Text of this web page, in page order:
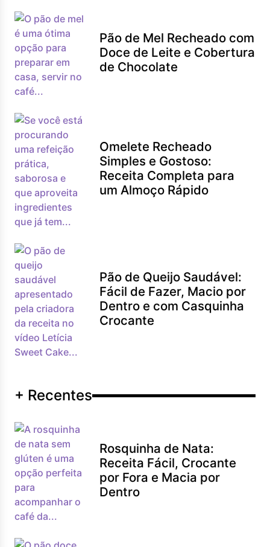
Pão de Mel Recheado com
Doce de Leite e Cobertura
de Chocolate
Omelete Recheado
Simples e Gostoso:
Receita Completa para
um Almoço Rápido
Pão de Queijo Saudável:
Fácil de Fazer, Macio por
Dentro e com Casquinha
Crocante
+ Recentes
Rosquinha de Nata:
Receita Fácil, Crocante
por Fora e Macia por
Dentro